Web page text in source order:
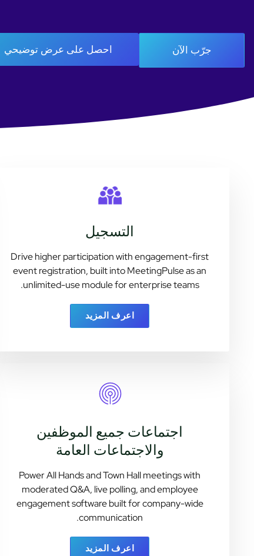
جرّب الآن احصل على عرض توضيحي
التسجيل
Drive higher participation with engagement-first
event registration, built into MeetingPulse as an
unlimited-use module for enterprise teams.
اعرف المزيد
اجتماعات جميع الموظفين
والاجتماعات العامة
Power All Hands and Town Hall meetings with
moderated Q&A, live polling, and employee
engagement software built for company-wide
communication.
اعرف المزيد